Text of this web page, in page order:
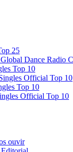
25
Dance Radio
Top 10
Official Top 10
Top 10
Official Top 10
ouvir